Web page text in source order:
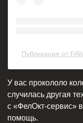
Публикация от
У вас прокололо
случилась другая
с «ФелОкт-сервис»
помощь.